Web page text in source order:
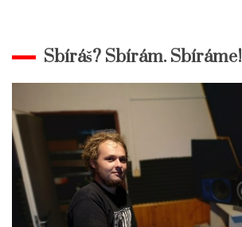
Sbíráš? Sbírám. Sbíráme!